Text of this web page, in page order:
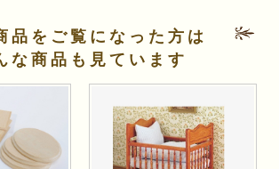
品をご覧になった方は
な商品も見ています